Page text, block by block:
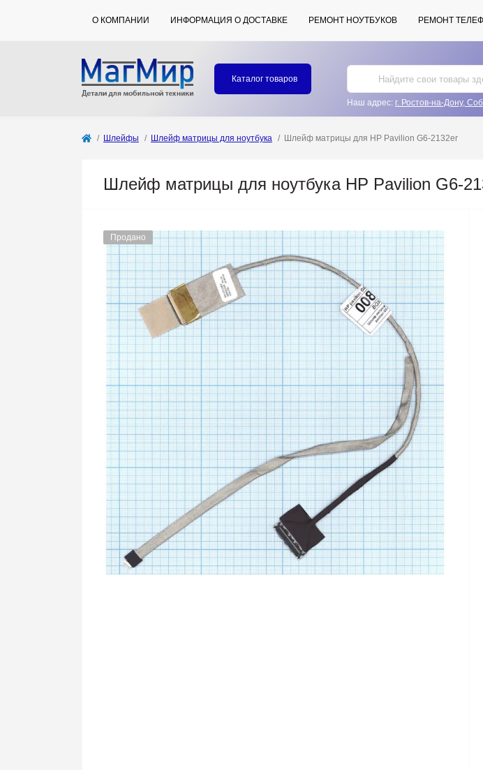
О КОМПАНИИ ИНФОРМАЦИЯ О ДОСТАВКЕ РЕМОНТ НОУТБУКОВ РЕМОНТ
Каталог товаров
Наш адрес: г. Ростов-на-Дону,
Шлейфы Шлейф матрицы для ноутбука Шлейф матрицы для HP Pavilion G6-2132er
Шлейф матрицы для ноутбука HP Pavilion G6-
Продано